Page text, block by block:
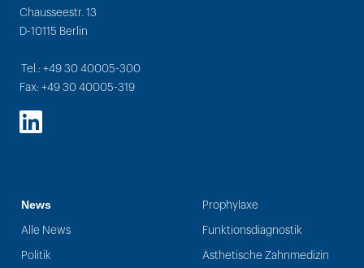
Chausseestr. 13
D-10115 Berlin
Tel.: +49 30 40005-300
Fax: +49 30 40005-319
LinkedIn
News
Alle News
Politik
Prophylaxe
Funktionsdiagnostik
Ästhetische Zahnmedizin